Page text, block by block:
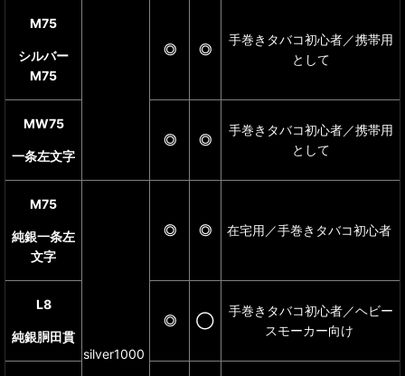
M75
シルバー
M75
◎ ◎
手巻きタバコ初心者／携帯用
として
MW75
一条左文字
◎ ◎
手巻きタバコ初心者／携帯用
として
M75
純銀一条左
文字
silver1000
◎ ◎ 在宅用／手巻きタバコ初心者
L8
純銀胴田貫
◎ ◯
手巻きタバコ初心者／ヘビー
スモーカー向け